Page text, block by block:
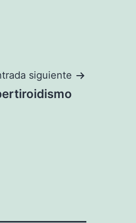
siguiente